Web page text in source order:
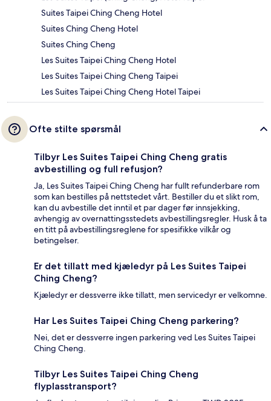
Suites Taipei Ching Cheng Hotel
Suites Ching Cheng Hotel
Suites Ching Cheng
Les Suites Taipei Ching Cheng Hotel
Les Suites Taipei Ching Cheng Taipei
Les Suites Taipei Ching Cheng Hotel Taipei
Ofte stilte spørsmål
Tilbyr Les Suites Taipei Ching Cheng gratis
avbestilling og full refusjon?
Ja, Les Suites Taipei Ching Cheng har fullt refunderbare rom
som kan bestilles på nettstedet vårt. Bestiller du et slikt rom,
kan du avbestille det inntil et par dager før innsjekking,
avhengig av overnattingsstedets avbestillingsregler. Husk å ta
en titt på avbestillingsreglene for spesifikke vilkår og
betingelser.
Er det tillatt med kjæledyr på Les Suites Taipei
Ching Cheng?
Kjæledyr er dessverre ikke tillatt, men servicedyr er velkomne.
Har Les Suites Taipei Ching Cheng parkering?
Nei, det er dessverre ingen parkering ved Les Suites Taipei
Ching Cheng.
Tilbyr Les Suites Taipei Ching Cheng
flyplasstransport?